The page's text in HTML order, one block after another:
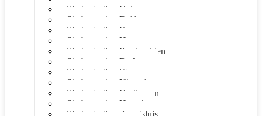
Sierbestrating Heino
Sierbestrating Dalfsen
Sierbestrating Kampen
Sierbestrating Hattem
Sierbestrating Ijsselmuiden
Sierbestrating Berkum
Sierbestrating Wezep
Sierbestrating Nieuwleusen
Sierbestrating Oudleusen
Sierbestrating Hasselt
Sierbestrating Zwartsluis